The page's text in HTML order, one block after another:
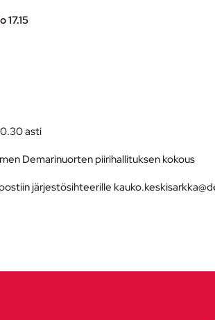
17.15
asti
Demarinuorten piirihallituksen kokous
järjestösihteerille